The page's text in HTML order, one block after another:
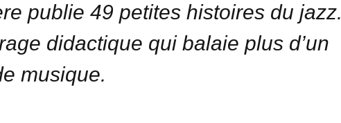
publie 49 petites histoires du jazz.
didactique qui balaie plus d’un
musique.